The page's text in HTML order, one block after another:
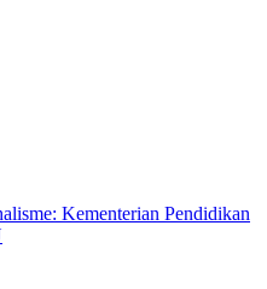
Kementerian Pendidikan